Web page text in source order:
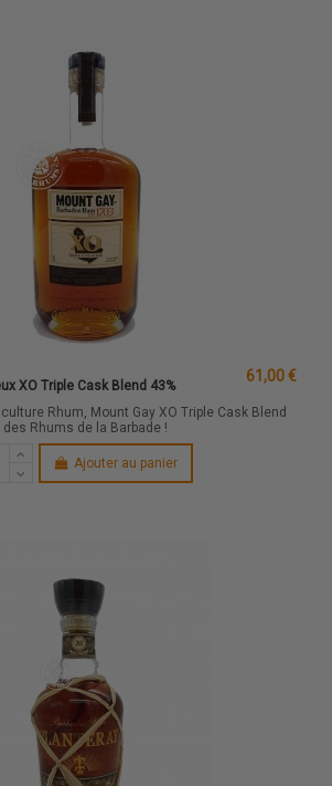
XO Triple Cask Blend 43%
61,00 €
Rhum, Mount Gay XO Triple Cask Blend
Rhums de la Barbade !
Ajouter au panier